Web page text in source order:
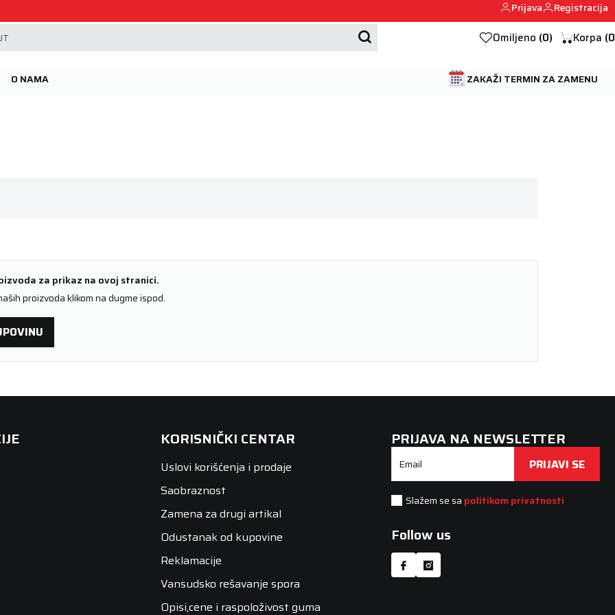
Mehanika automobila u Beogumu.
Prijava
Registracija
Omiljeno (0) Korpa (0
O NAMA ZAKAŽI TERMIN ZA ZAMENU
za prikaz na ovoj stranici.
proizvoda klikom na dugme ispod.
KORISNIČKI CENTAR
Uslovi korišćenja i prodaje
Saobraznost
Zamena za drugi artikal
Odustanak od kupovine
Reklamacije
Vansudsko rešavanje spora
Opisi,cene i raspoloživost guma
PRIJAVA NA NEWSLETTER
Email PRIJAVI SE
Slažem se sa politikom privatnosti
Follow us